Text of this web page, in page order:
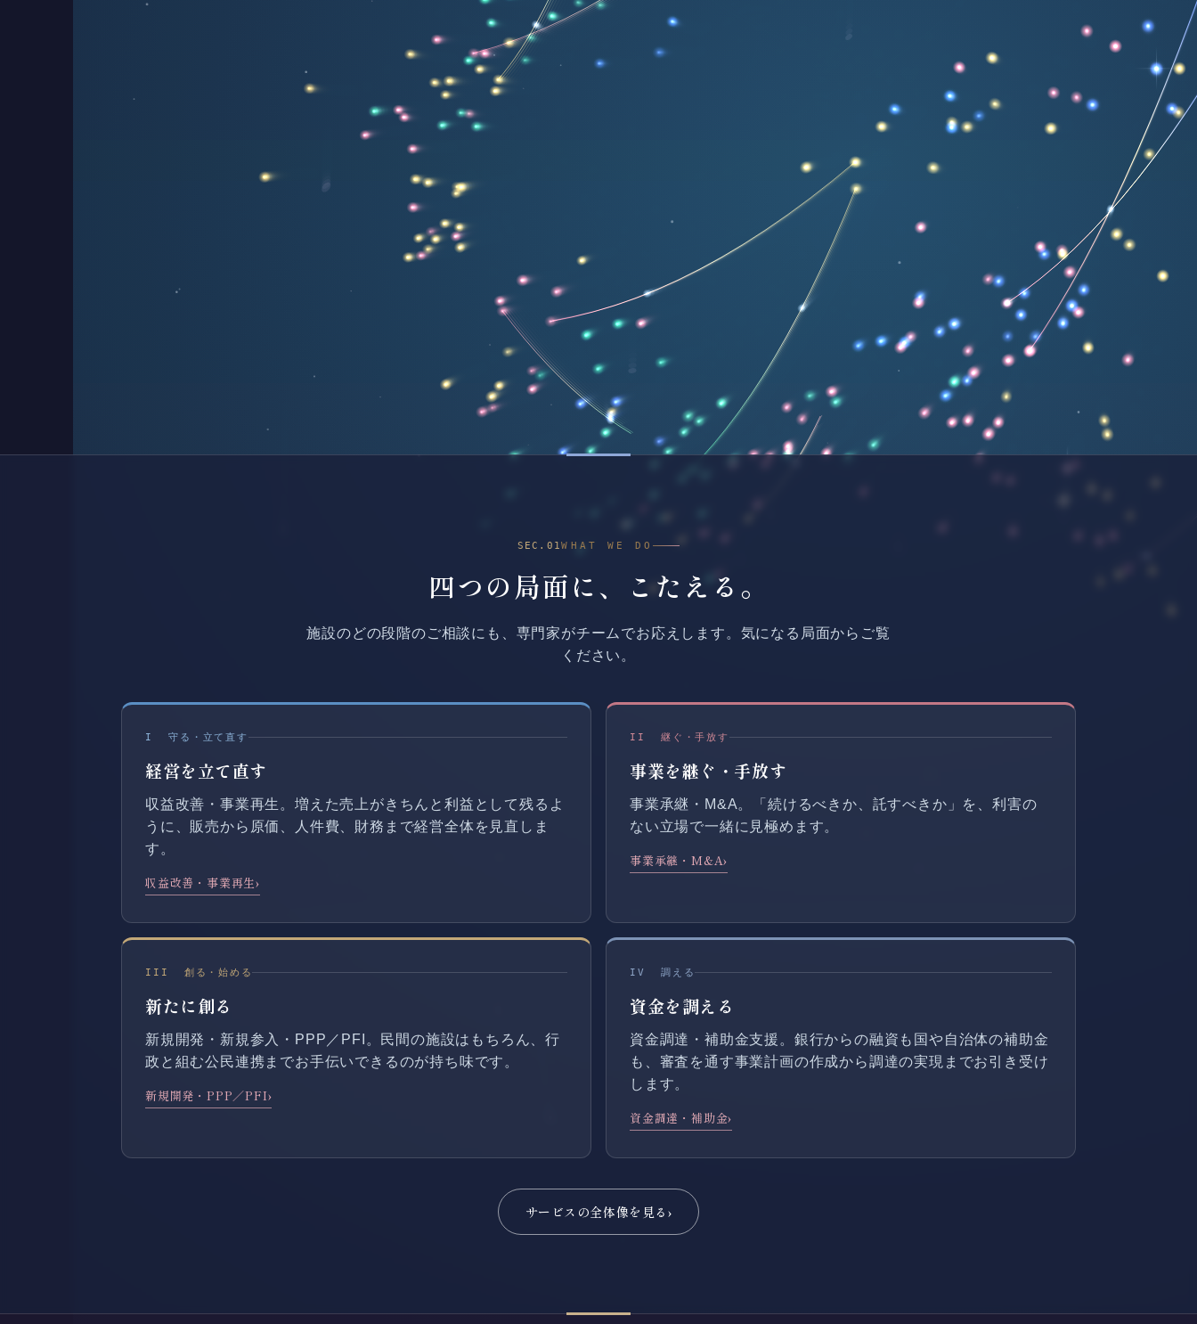
SEC.01WHAT WE DO
四つの局面に、こたえる。
施設のどの段階のご相談にも、専門家がチームでお応えします。気になる局面からご覧
ください。
I 守る・立て直す
経営を立て直す
収益改善・事業再生。増えた売上がきちんと利益として残るよ
うに、販売から原価、人件費、財務まで経営全体を見直しま
す。
収益改善・事業再生›
II 継ぐ・手放す
事業を継ぐ・手放す
事業承継・M&A。「続けるべきか、託すべきか」を、利害の
ない立場で一緒に見極めます。
事業承継・M&A›
III 創る・始める
新たに創る
新規開発・新規参入・PPP／PFI。民間の施設はもちろん、行
政と組む公民連携までお手伝いできるのが持ち味です。
新規開発・PPP／PFI›
IV 調える
資金を調える
資金調達・補助金支援。銀行からの融資も国や自治体の補助金
も、審査を通す事業計画の作成から調達の実現までお引き受け
します。
資金調達・補助金›
サービスの全体像を見る ›